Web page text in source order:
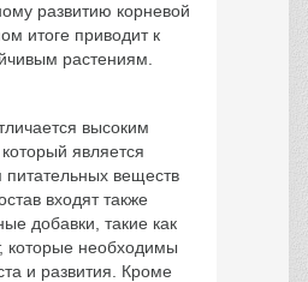
развитию корневой
итоге приводит к
растениям.
высоким
является
веществ
входят также
добавки, такие как
которые необходимы
и развития. Кроме